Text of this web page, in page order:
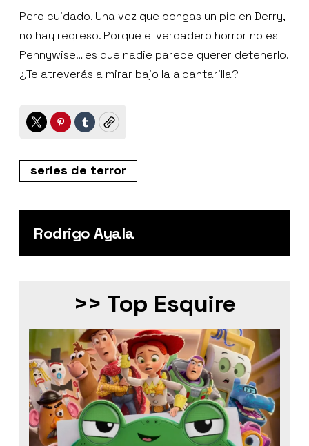
Pero cuidado. Una vez que pongas un pie en Derry,
no hay regreso. Porque el verdadero horror no es
Pennywise… es que nadie parece querer detenerlo.
¿Te atreverás a mirar bajo la alcantarilla?
TwitterPinterest
TumblrCopy
series de terror
Rodrigo Ayala
>> Top Esquire